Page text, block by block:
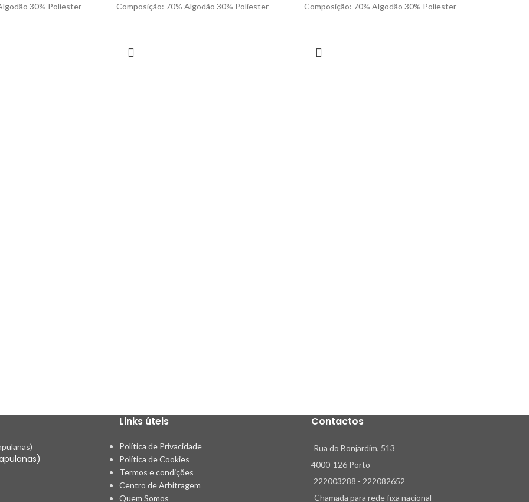
30% Poliester Composição: 70% Algodão 30% Poliester Composição: 70% Algodão 30% Poliester
Links úteis
Política de Privacidade
Política de Cookies
Termos e condições
Centro de Arbitragem
Quem Somos
Contactos
Rua do Bonjardim, 513
4000-126 Porto
222003288 - 222082652
-Chamada para rede fixa nacional